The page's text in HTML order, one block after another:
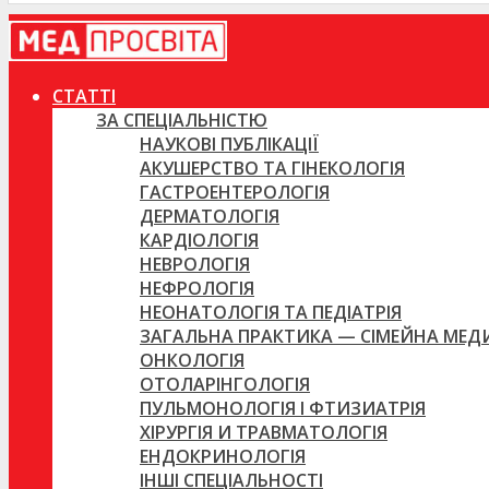
СТАТТІ
ЗА СПЕЦІАЛЬНІСТЮ
НАУКОВІ ПУБЛІКАЦІЇ
АКУШЕРСТВО ТА ГІНЕКОЛОГІЯ
ГАСТРОЕНТЕРОЛОГІЯ
ДЕРМАТОЛОГІЯ
КАРДІОЛОГІЯ
НЕВРОЛОГІЯ
НЕФРОЛОГІЯ
НЕОНАТОЛОГІЯ ТА ПЕДІАТРІЯ
ЗАГАЛЬНА ПРАКТИКА — СІМЕЙНА
ОНКОЛОГІЯ
ОТОЛАРІНГОЛОГІЯ
ПУЛЬМОНОЛОГІЯ І ФТИЗИАТРІЯ
ХІРУРГІЯ И ТРАВМАТОЛОГІЯ
ЕНДОКРИНОЛОГІЯ
ІНШІ СПЕЦІАЛЬНОСТІ